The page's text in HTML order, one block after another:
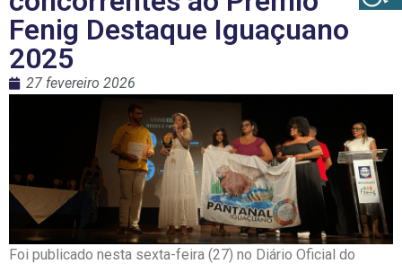
Fenig Destaque Iguaçuano
2025
27 fevereiro 2026
Foi publicado nesta sexta-feira (27) no Diário Oficial do